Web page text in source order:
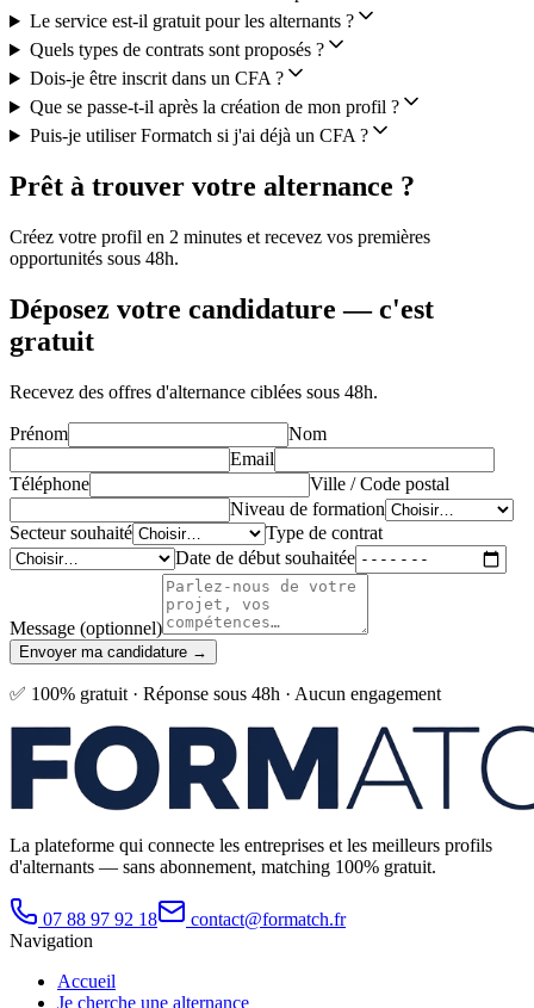
Le service est-il gratuit pour les alternants ?
Quels types de contrats sont proposés ?
Dois-je être inscrit dans un CFA ?
Que se passe-t-il après la création de mon profil ?
Puis-je utiliser Formatch si j'ai déjà un CFA ?
Prêt à trouver votre alternance ?
Créez votre profil en 2 minutes et recevez vos premières
opportunités sous 48h.
Déposez votre candidature —c'est
gratuit
Recevez des offres d'alternance ciblées sous 48h.
Prénom
Nom
Email
Téléphone
Ville / Code postal
Niveau de formation
Secteur souhaité
Type de contrat
Date de début souhaitée
Message (optionnel)
Envoyer ma candidature →
✅ 100% gratuit · Réponse sous 48h · Aucun engagement
La plateforme qui connecte les entreprises et les meilleurs profils
d'alternants — sans abonnement, matching 100% gratuit.
07 88 97 92 18
contact@formatch.fr
Navigation
Accueil
Je cherche une alternance